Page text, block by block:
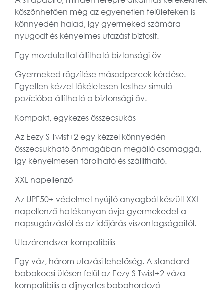
köszönhetően még az egyenetlen felületeken is
könnyedén halad, így gyermeked számára
nyugodt és kényelmes utazást biztosít.
Egy mozdulattal állítható biztonsági öv
Gyermeked rögzítése másodpercek kérdése.
Egyetlen kézzel tökéletesen testhez simuló
pozícióba állítható a biztonsági öv.
Kompakt, egykezes összecsukás
Az Eezy S Twist+2 egy kézzel könnyedén
összecsukható önmagában megálló csomaggá,
így kényelmesen tárolható és szállítható.
XXL napellenző
Az UPF50+ védelmet nyújtó anyagból készült XXL
napellenző hatékonyan óvja gyermekedet a
napsugárzástól és az időjárás viszontagságaitól.
Utazórendszer-kompatibilis
Egy váz, három utazási lehetőség. A standard
babakocsi ülésen felül az Eezy S Twist+2 váza
kompatibilis a díjnyertes babahordozó